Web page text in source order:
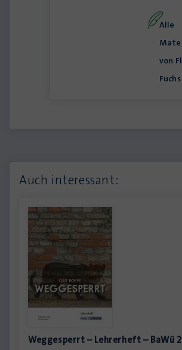
Alle
von
Fuchs
Auch interessant:
Weggesperrt – Lehrerheft – BaWü